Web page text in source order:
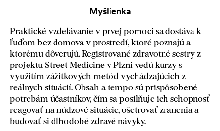
Myšlienka
Praktické vzdelávanie v prvej pomoci sa dostáva k
ľuďom bez domova v prostredí, ktoré poznajú a
ktorému dôverujú. Registrované zdravotné sestry z
projektu Street Medicine v Plzni vedú kurzy s
využitím zážitkových metód vychádzajúcich z
reálnych situácií. Obsah a tempo sú prispôsobené
potrebám účastníkov, čím sa posilňuje ich schopnosť
reagovať na núdzové situácie, ošetrovať zranenia a
budovať si dlhodobé zdravé návyky.